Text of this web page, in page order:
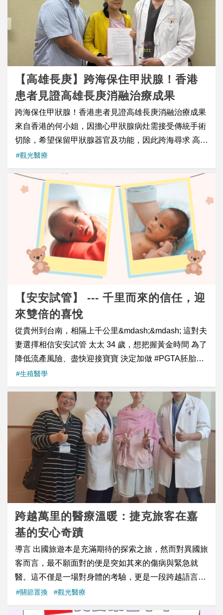
現有子宮內膜息肉問題。子宮內膜息肉可能影響胚胎著
床，因此在試管療程中，除了胚胎品質之外，子宮環境
的評估與調整同樣重要。 經完整評估後，張至婷醫師安
排在取卵當天同步進行子宮息肉切除手術，希望在縮短
療程時間的同時，也能替後續胚胎植入打造更適合著床
的子宮環境。 試管嬰兒療程的成功，其實不只取決於胚
胎本身。從卵子、精子、胚胎品質，到子宮內膜狀況與
植入時機，每一個環節都缺一不可。 一次取卵，取得一
顆 PGS 染色體正常胚胎 H小姐完成取卵後，胚胎進一
步接受PGS胚胎著床前染色體篩檢（PGT-A）。最後，
我們得到了一顆染色體正常的胚胎，只有一顆。 對42
歲女性而言，能夠取得正常染色體胚胎，本身就不是一
件容易的事。隨著年齡增加，卵子染色體異常比例會逐
漸上升，因此形成正常胚胎的機率也會下降。 也因此，
這顆胚胎格外珍貴。在完成療程準備與子宮環境調整
後，團隊安排胚胎植入，而這一次植入，也順利成功著
床。 40歲以上高齡試管嬰兒療程，更需要精準規劃 對
40歲以上女性而言，試管嬰兒療程往往需要更精準且客
製化的規劃。 年齡會影響卵子數量與品質，卵巢功能則
會影響取卵結果；此外，是否需要進行 PGT-A、是否需
先處理子宮問題，以及植入時機如何安排，都需要依照
每位個案狀況仔細評估。 H 小姐能夠順利迎來好孕，除
了醫療團隊完整規劃之外，更重要的是她對療程的理
解、配合與信任。 從初次檢查、進入試管療程、取卵、
子宮息肉切除、PGT-A 篩檢，到最後成功植入，每一步
都不輕鬆。但她也一步一步走過來，在42歲這一年，迎
到最後成功懷孕、帶著寶寶從生殖中心畢業，是最令人
感動的時刻之一。謝謝 H 小姐願意相信宜蘊，也恭喜她
順利迎來這份珍貴的幸福。 試管嬰兒療程提醒 每位個
案狀況不同，試管嬰兒療程結果會受到年齡、卵巢功
能、精卵品質、胚胎染色體狀況、子宮環境及其他身體
因素影響。本文為個案經驗分享，實際療程規劃仍需由
生殖醫學專科醫師依個別狀況評估與安排。 延伸閱讀
高齡懷孕怎麼準備？35歲後備孕策略、檢查時機與生育
問題，突破備孕難關 試管嬰兒是什麼？一次了解試管嬰
兒流程、費用、成功率與常見問題 2026 試管嬰兒補助
3.0、不孕症補助最新方案！申請資格、金額與流程一
次看
【高雄長庚】跨海保住甲狀腺！香港
患者見證高雄長庚消融治療成果
跨海保住甲狀腺！香港患者見證高雄長庚消融治療成果
來自香港的何小姐，因擔心甲狀腺病灶需接受傳統手術
切除，希望保留甲狀腺器官及功能，因此跨海尋求 高雄
長庚林偉哲教授團隊 治療。 接受 射頻消融（RFA）
後，追蹤半年病況穩定，更特別返台致贈感謝獎牌，盛
讚團隊具備 「世界級醫療水準」 與 「極高職業道
德」。 RFA 在甲狀腺惡性腫瘤治療的四大優勢 針對甲
狀腺惡性腫瘤，高雄長庚提供比傳統手術更精準、更具
生活品質的治療方案： ① 早期微小癌的高成功率 針對
甲狀腺微小乳突癌（PTMC），透過高解析超音波影像
導引， RFA 能精準消融微小癌細胞。 五年追蹤顯示復
發率僅 4%， 治療成果已達國際頂尖水準。 ② 復發性
甲狀腺癌的重要治療選擇 對於曾接受手術卻再次復發的
患者，若再次手術風險極高， RFA 提供安全且有效的
局部控制治療， 可降低神經損傷及出血等風險。 ③ 保
留甲狀腺器官與功能 傳統手術常需切除全部甲狀腺，患
者須終身服藥。 RFA 可精準清除癌細胞，同時保留正
常甲狀腺組織及功能， 多數患者術後無須終身服藥，大
幅提升生活品質。 ④ 首創複合療法 提升侵襲性腫瘤治
療成效 針對血流豐富或較具侵襲性的惡性腫瘤，高雄長
庚團隊首創結合 動脈栓塞（Embolization） 與 射頻消
融（RFA） 的複合式治療， 先阻斷腫瘤供血，再進行
熱消融， 有效提升治療成功率。 了解更多 消融中心介
紹 林偉哲教授介紹 聯絡我們 �� Email：
imc@cgmh.org.tw ☎ 電話： +886-7-731-7123
Ext.6150 / 6151
#觀光醫療
【安安試管】 --- 千里而來的信任，迎
來雙倍的喜悅
從貴州到台南，相隔上千公里&mdash;&mdash; 這對夫
妻選擇相信安安試管 太太 34 歲，想把握黃金時間 為了
降低流產風險、盡快迎接寶寶 決定加做 #PGTA胚胎染
色體篩檢 從源頭把握每一次機會 第一次植入--喜獲雙寶
千里而來的信任，迎來雙倍的喜悅 謝謝這對夫妻，透過
朋友的推薦 選擇讓安安團隊陪你們走過這段重要的旅程
也謝謝每一位曾經推薦安安的朋友 你們的信任，是我們
最大的動力 透過 PGT-A，我們能在植入前就先把關 把
每一次植入的機會，留給最好的胚胎 安安試管國際醫療
支持服務 Email：ivfanan@gmail.com For English
Service：+886-912926737 Whatsapp：+886 912 926
737 WeChat ID：ananivfcenter
#生殖醫學
跨越萬里的醫療溫暖：捷克旅客在嘉
基的安心奇蹟
導言 出國旅遊本是充滿期待的探索之旅，然而對異國旅
客而言，最不願面對的便是突如其來的傷病與緊急就
醫。這不僅是一場對身體的考驗，更是一段跨越語言與
文化藩籬的心理交鋒。今年三月底，來自捷克的 Alena
在台灣旅行途中不幸發生意外，卻也在戴德森醫療財團
#關節置換 #觀光醫療